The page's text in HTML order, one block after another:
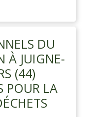
DU
À JUIGNE-
(44)
POUR LA